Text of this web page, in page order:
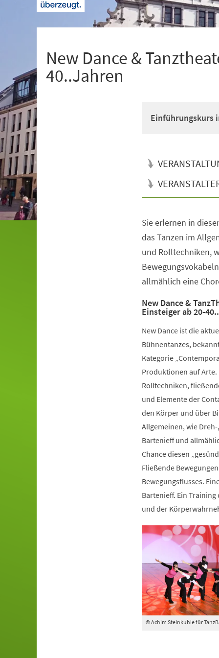
New Dance &
40..Jahren
Einführungskurs
Sie erlernen in
das Tanzen im
und Rolltechniken,
allmählich eine
New Dance &
Einsteiger ab 20-
New Dance ist die
Bühnentanzes,
Kategorie
Produktionen auf Arte.
Rolltechniken,
und Elemente der
den Körper und über
Allgemeinen, wie
Bartenieff und
Chance diesen
Fließende
Bewegungsflusses.
Bartenieff. Ein
und der
© Achim Steinkuhle für